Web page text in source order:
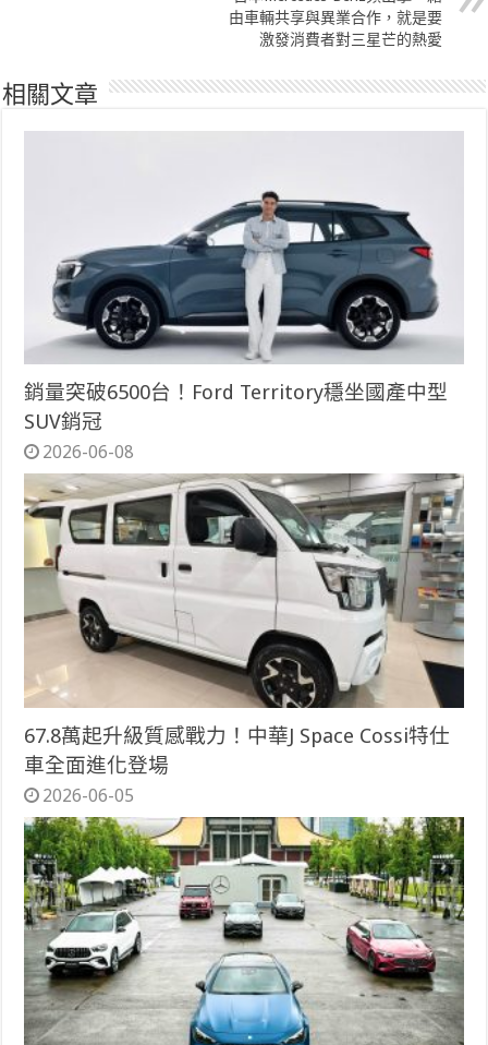
由車輛共享與異業合作，就是要
激發消費者對三星芒的熱愛
相關文章
銷量突破6500台！Ford Territory穩坐國產中型
SUV銷冠
2026-06-08
67.8萬起升級質感戰力！中華J Space Cossi特仕
車全面進化登場
2026-06-05